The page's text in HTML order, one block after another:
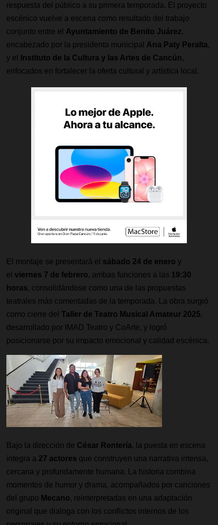
respuesta del público a su primera temporada. El proyecto
escénico vuelve a escena como resultado del trabajo
conjunto entre el Ayuntamiento de Benito Juárez,
encabezado por la presidenta municipal Ana Paty Peralta,
y el
Instituto de la Cultura y las Artes de Cancún,
enfocados en fortalecer la oferta cultural y artística local.
El montaje se presentará el sábado 24 de enero y
elviernes 7 de febrero, ambas funciones a las 19:30
horas, consolidándose como una de las propuestas
teatrales más comentadas de la temporada. La obra surgió
como cierre delTaller de Teatro Musical Amateur 2025,
desarrollado por IMAD Teatro y CoArte, y logró
posicionarse por su impacto emocional y calidad escénica.
Bajo la dirección de César Rentería, la puesta en escena
integra a 27 actores que construyen una narrativa intensa,
cercana y profundamente humana. La historia combina
momentos de humor y drama, acompañados por canciones
del grupo Mecano, reinterpretadas en una adaptación
original que dialoga con los conflictos internos de los